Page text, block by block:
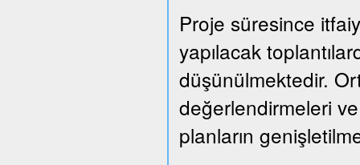
Proje süresince
yapılacak
düşünülmektedir.
değerlendirmeleri
planların